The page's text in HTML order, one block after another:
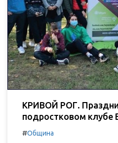
КРИВОЙ РОГ.
подростковом клубе
#Община